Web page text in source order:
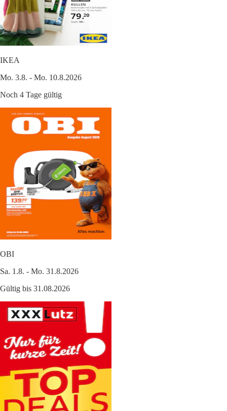
IKEA
Mo. 3.8. - Mo. 10.8.2026
Noch 4 Tage gültig
OBI
Sa. 1.8. - Mo. 31.8.2026
Gültig bis 31.08.2026